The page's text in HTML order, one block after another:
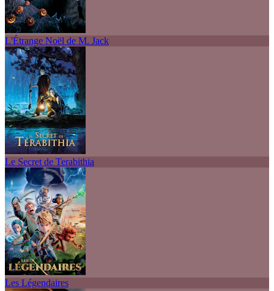
L'Étrange Noël de M. Jack
Le Secret de Terabithia
Les Légendaires